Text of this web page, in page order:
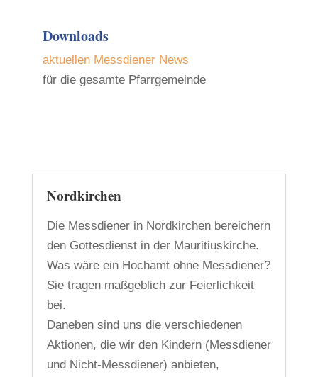
Downloads
aktuellen Messdiener News
für die gesamte Pfarrgemeinde
Nordkirchen
Die Messdiener in Nordkirchen bereichern
den Gottesdienst in der Mauritiuskirche.
Was wäre ein Hochamt ohne Messdiener?
Sie tragen maßgeblich zur Feierlichkeit
bei.
Daneben sind uns die verschiedenen
Aktionen, die wir den Kindern (Messdiener
und Nicht-Messdiener) anbieten,